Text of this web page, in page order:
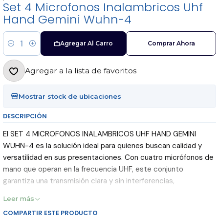
Set 4 Microfonos Inalambricos Uhf
Hand Gemini Wuhn-4
Cantidad
Agregar Al Carro Comprar Ahora
Agregar a la lista de favoritos
Mostrar stock de ubicaciones
DESCRIPCIÓN
El SET 4 MICROFONOS INALAMBRICOS UHF HAND GEMINI
WUHN-4 es la solución ideal para quienes buscan calidad y
versatilidad en sus presentaciones. Con cuatro micrófonos de
mano que operan en la frecuencia UHF, este conjunto
garantiza una transmisión clara y sin interferencias,
Diseñado para eventos, presentaciones y sesiones de karaoke,
Leer más
COMPARTIR ESTE PRODUCTO